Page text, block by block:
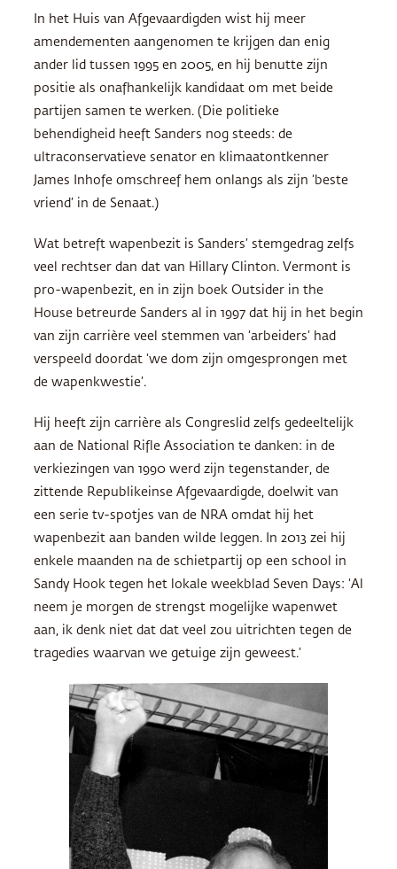
In het Huis van Afgevaardigden wist hij meer
amendementen aangenomen te krijgen dan enig
ander lid tussen 1995 en 2005, en hij benutte zijn
positie als onafhankelijk kandidaat om met beide
partijen samen te werken. (Die politieke
behendigheid heeft Sanders nog steeds: de
ultraconservatieve senator en klimaatontkenner
James Inhofe omschreef hem onlangs als zijn ‘beste
vriend’ in de Senaat.)
Wat betreft wapenbezit is Sanders’ stemgedrag zelfs
veel rechtser dan dat van Hillary Clinton. Vermont is
pro-wapenbezit, en in zijn boek Outsider in the
House betreurde Sanders al in 1997 dat hij in het begin
van zijn carrière veel stemmen van ‘arbeiders’ had
verspeeld doordat ‘we dom zijn omgesprongen met
de wapenkwestie’.
Hij heeft zijn carrière als Congreslid zelfs gedeeltelijk
aan de National Rifle Association te danken: in de
verkiezingen van 1990 werd zijn tegenstander, de
zittende Republikeinse Afgevaardigde, doelwit van
een serie tv-spotjes van de NRA omdat hij het
wapenbezit aan banden wilde leggen. In 2013 zei hij
enkele maanden na de schietpartij op een school in
Sandy Hook tegen het lokale weekblad Seven Days: ‘Al
neem je morgen de strengst mogelijke wapenwet
aan, ik denk niet dat dat veel zou uitrichten tegen de
tragedies waarvan we getuige zijn geweest.’